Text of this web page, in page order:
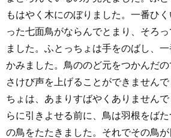
もはやく木にのぼりました。一番ひ
った七面鳥がならんでとまり、そろ
ました。ふとっちょは手をのばし、
かみました。鳥ののど元をつかんだ
さけび声を上げることができません
ちょは、あまりすばやくありません
らに引きよせる前に、鳥は羽根をば
の鳥をたたきました。それでその鳥